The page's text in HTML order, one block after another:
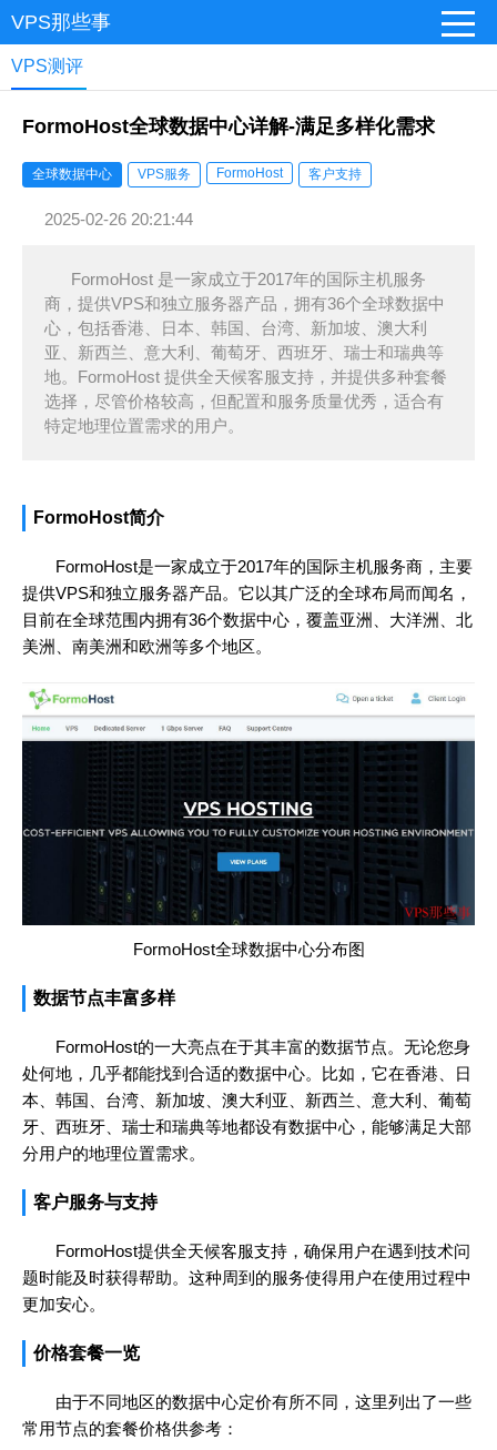
VPS那些事
VPS测评
FormoHost全球数据中心详解-满足多样化需求
全球数据中心 VPS服务 FormoHost 客户支持
2025-02-26 20:21:44
FormoHost 是一家成立于2017年的国际主机服务
商，提供VPS和独立服务器产品，拥有36个全球数据中
心，包括香港、日本、韩国、台湾、新加坡、澳大利
亚、新西兰、意大利、葡萄牙、西班牙、瑞士和瑞典等
地。FormoHost 提供全天候客服支持，并提供多种套餐
选择，尽管价格较高，但配置和服务质量优秀，适合有
特定地理位置需求的用户。
FormoHost简介
FormoHost是一家成立于2017年的国际主机服务商，主要
提供VPS和独立服务器产品。它以其广泛的全球布局而闻名，
目前在全球范围内拥有36个数据中心，覆盖亚洲、大洋洲、北
美洲、南美洲和欧洲等多个地区。
FormoHost全球数据中心分布图
数据节点丰富多样
FormoHost的一大亮点在于其丰富的数据节点。无论您身
处何地，几乎都能找到合适的数据中心。比如，它在香港、日
本、韩国、台湾、新加坡、澳大利亚、新西兰、意大利、葡萄
牙、西班牙、瑞士和瑞典等地都设有数据中心，能够满足大部
分用户的地理位置需求。
客户服务与支持
FormoHost提供全天候客服支持，确保用户在遇到技术问
题时能及时获得帮助。这种周到的服务使得用户在使用过程中
更加安心。
价格套餐一览
由于不同地区的数据中心定价有所不同，这里列出了一些
常用节点的套餐价格供参考：